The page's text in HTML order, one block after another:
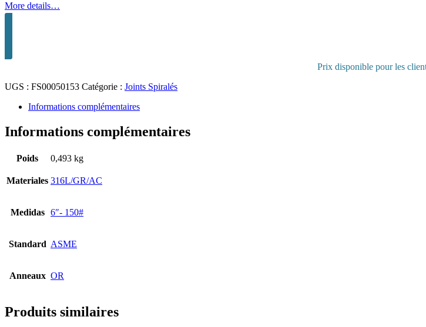
More details…
Prix disponible pour les
UGS : FS00050153 Catégorie : Joints Spiralés
Informations complémentaires
Informations complémentaires
Poids 0,493 kg
Materiales 316L/GR/AC
Medidas 6″- 150#
Standard ASME
Anneaux OR
Produits similaires